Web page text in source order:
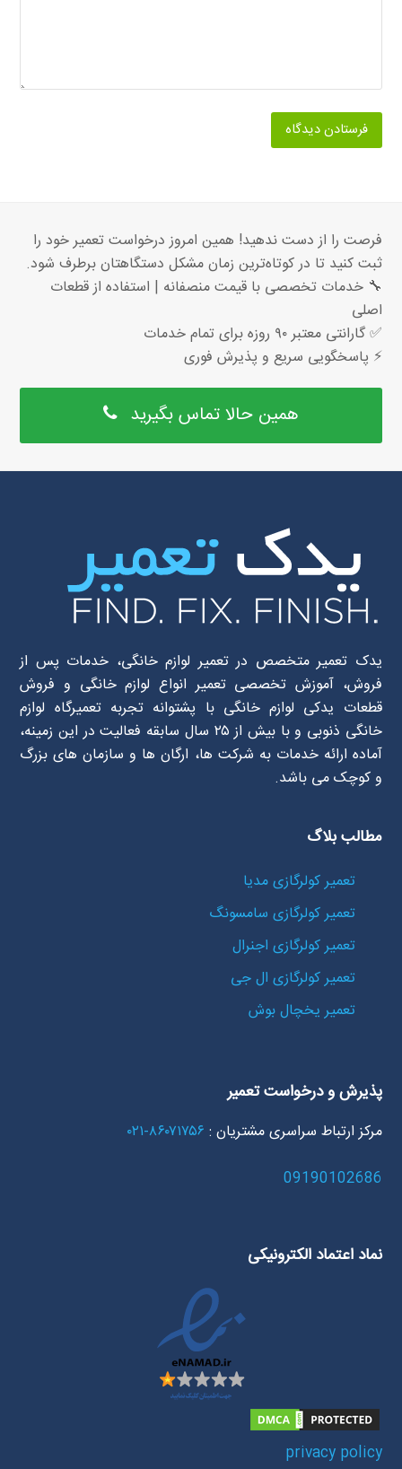
فرصت را از دست ندهید! همین امروز درخواست تعمیر خود را
ثبت کنید تا در کوتاه‌ترین زمان مشکل دستگاهتان برطرف شود.
🔧 خدمات تخصصی با قیمت منصفانه | استفاده از قطعات
اصلی
✅ گارانتی معتبر ۹۰ روزه برای تمام خدمات
⚡ پاسخگویی سریع و پذیرش فوری
همین حالا تماس بگیرید
یدک تعمیر متخصص در تعمیر لوازم خانگی، خدمات پس از
فروش، آموزش تخصصی تعمیر انواع لوازم خانگی و فروش
قطعات یدکی لوازم خانگی با پشتوانه تجربه تعمیرگاه لوازم
خانگی ذنوبی و با بیش از ۲۵ سال سابقه فعالیت در این زمینه،
آماده ارائه خدمات به شرکت ها، ارگان ها و سازمان های بزرگ
و کوچک می باشد.
مطالب بلاگ
تعمیر کولرگازی مدیا
تعمیر کولرگازی سامسونگ
تعمیر کولرگازی اجنرال
تعمیر کولرگازی ال جی
تعمیر یخچال بوش
پذیرش و درخواست تعمیر
مرکز ارتباط سراسری مشتریان : ۸۶۰۷۱۷۵۶-۰۲۱
09190102686
نماد اعتماد الکترونیکی
privacy policy